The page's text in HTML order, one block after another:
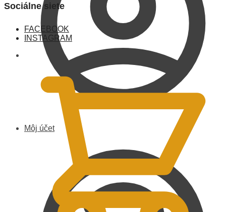
Môj účet
Sociálne siete
FACEBOOK
INSTAGRAM